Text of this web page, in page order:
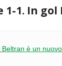
1-1. In gol
Beltran è un